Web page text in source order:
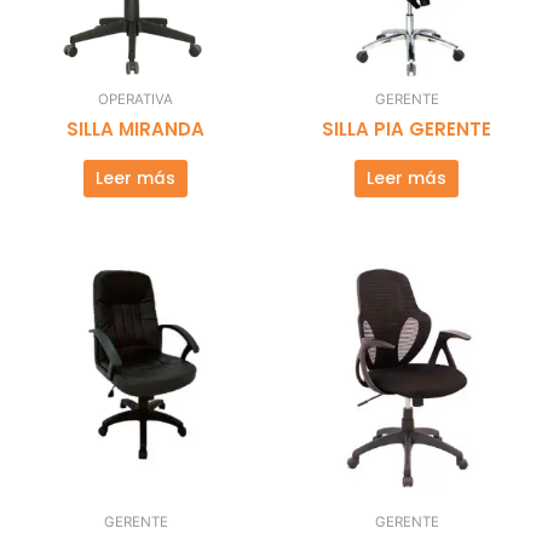
OPERATIVA
SILLA MIRANDA
Leer más
GERENTE
SILLA PIA GERENTE
Leer más
GERENTE GERENTE